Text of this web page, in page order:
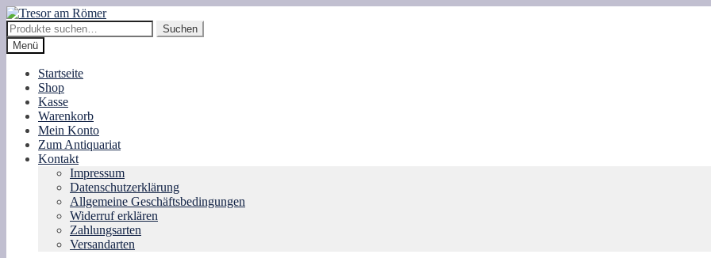
Zur
Navigation
springen
Zum
Inhalt
springen
Suche
nach:
Suchen
Menü
Startseite
Shop
Kasse
Warenkorb
Mein Konto
Zum Antiquariat
Kontakt
Impressum
Datenschutzerklärung
Allgemeine Geschäftsbedingungen
Widerruf erklären
Zahlungsarten
Versandarten